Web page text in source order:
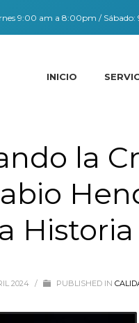
9:00 am a 8:00pm /
INICIO
la
2024 / PUBLISHED IN